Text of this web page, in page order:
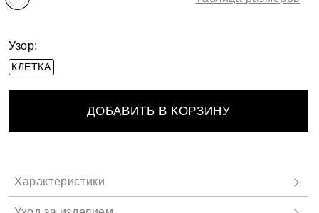
Узор:
КЛЕТКА
ДОБАВИТЬ В КОРЗИНУ